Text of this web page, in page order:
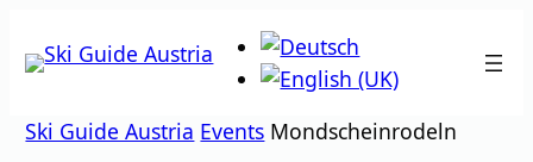
Inhalt
Ski Guide Austria Events Mondscheinrodeln